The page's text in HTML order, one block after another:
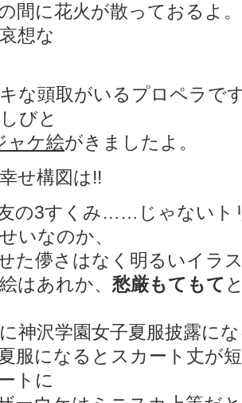
間に花火が散っておるよ
想な
な頭取がいるプロペラで
びと
ャケ絵がきましたよ。
せ構図は!!
の3すくみ……じゃないト
いなのか、
た儚さはなく明るいイラ
はあれか、 愁厳もてもて
神沢学園女子夏服披露に
服になるとスカート丈が
トに